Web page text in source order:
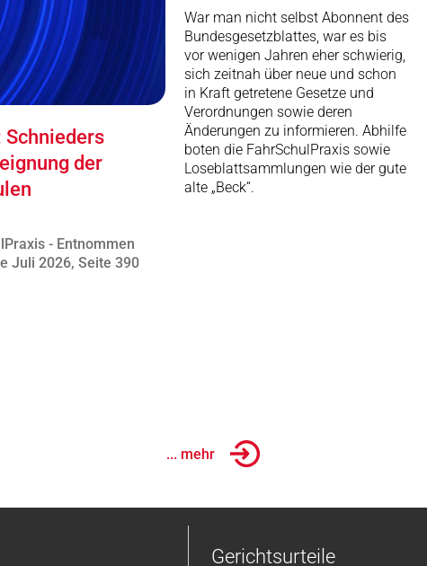
Schnieders
der
- Entnommen
Juli 2026, Seite 390
War man nicht selbst Abonnent des
Bundesgesetzblattes, war es bis
vor wenigen Jahren eher schwierig,
sich zeitnah über neue und schon
in Kraft getretene Gesetze und
Verordnungen sowie deren
Änderungen zu informieren. Abhilfe
boten die FahrSchulPraxis sowie
Loseblattsammlungen wie der gute
alte „Beck“.
... mehr
Gerichtsurteile